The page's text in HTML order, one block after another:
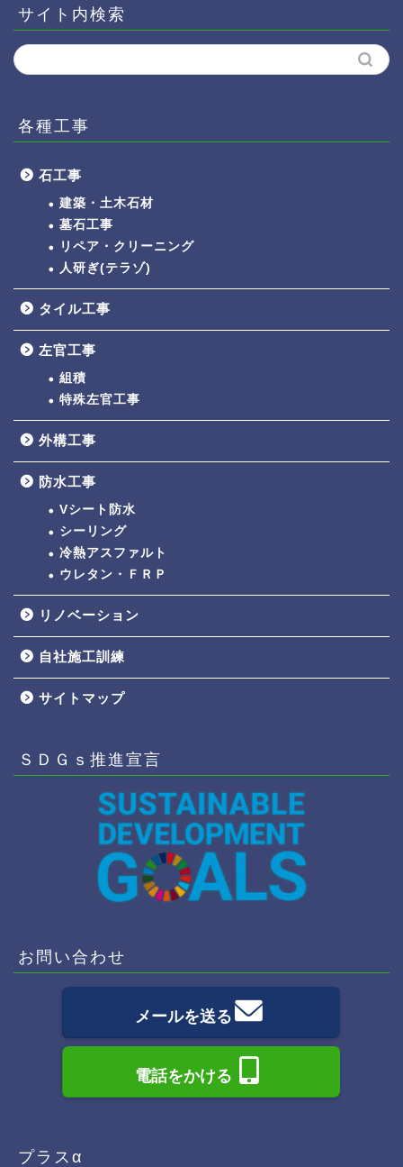
サイト内検索
各種工事
石工事
建築・土木石材
墓石工事
リペア・クリーニング
人研ぎ(テラゾ)
タイル工事
左官工事
組積
特殊左官工事
外構工事
防水工事
Vシート防水
シーリング
冷熱アスファルト
ウレタン・ＦＲＰ
リノベーション
自社施工訓練
サイトマップ
ＳＤＧｓ推進宣言
お問い合わせ
メールを送る
電話をかける
プラスα